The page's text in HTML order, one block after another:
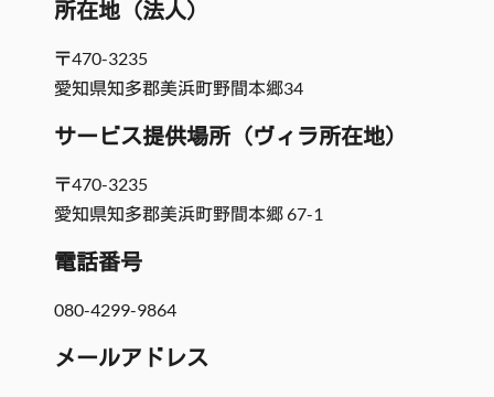
所在地 （法人）
〒470-3235
愛知県知多郡美浜町野間本郷34
サービス提供場所（ヴィラ所在地）
〒470-3235
愛知県知多郡美浜町野間本郷 67-1
電話番号
080-4299-9864
メールアドレス